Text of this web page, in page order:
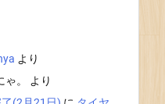
より
。
より